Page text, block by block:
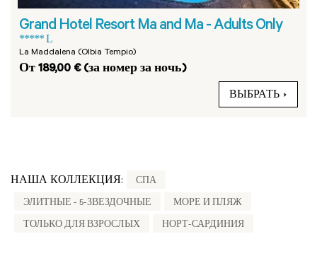
Grand Hotel Resort Ma and Ma - Adults Only
***** L
La Maddalena (Olbia Tempio)
От 189,00 € (за номер за ночь)
ВЫБРАТЬ
НАША КОЛЛЕКЦИЯ: СПА
ЭЛИТНЫЕ - 5-ЗВЕЗДОЧНЫЕ МОРЕ И ПЛЯЖ
ТОЛЬКО ДЛЯ ВЗРОСЛЫХ НОРТ-САРДИНИЯ